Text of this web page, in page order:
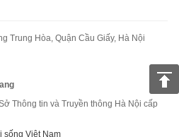
Trung Hòa, Quận Cầu Giấy, Hà Nội
Thông tin và Truyền thông Hà Nội cấp
sống Việt Nam